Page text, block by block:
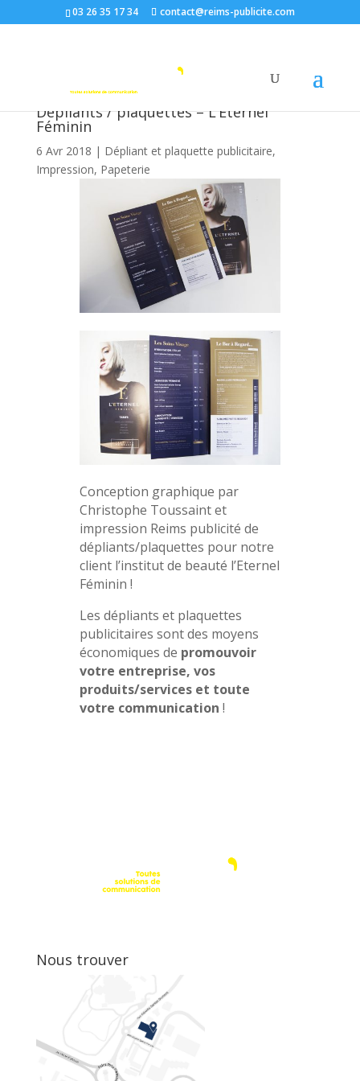
03 26 35 17 34 contact@reims-publicite.com
Dépliants / plaquettes – L’Eternel
Féminin
6 Avr 2018 | Dépliant et plaquette publicitaire,
Impression, Papeterie
Conception graphique par
Christophe Toussaint et
impression Reims publicité de
dépliants/plaquettes pour notre
client l’institut de beauté l’Eternel
Féminin !
Les dépliants et plaquettes
publicitaires sont des moyens
économiques de promouvoir
votre entreprise, vos
produits/services et toute
votre communication !
Nous trouver